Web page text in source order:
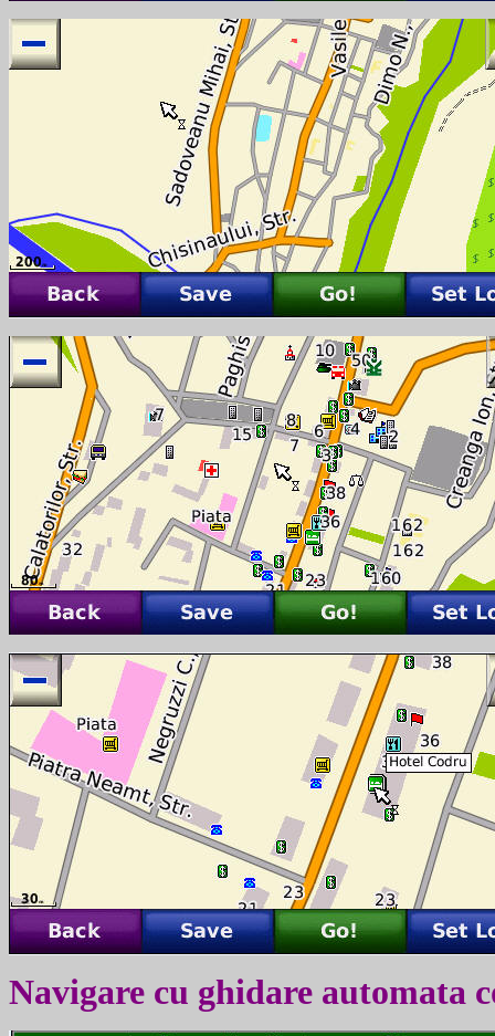
Navigare cu ghidare automata